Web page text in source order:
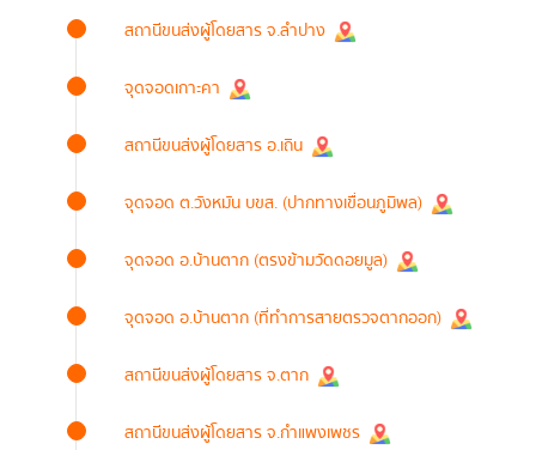
สถานีขนส่งผู้โดยสาร จ.ลำปาง
จุดจอดเกาะคา
สถานีขนส่งผู้โดยสาร อ.เถิน
จุดจอด ต.วังหมัน บขส. (ปากทางเขื่อนภูมิพล)
จุดจอด อ.บ้านตาก (ตรงข้ามวัดดอยมูล)
จุดจอด อ.บ้านตาก (ที่ทำการสายตรวจตากออก)
สถานีขนส่งผู้โดยสาร จ.ตาก
สถานีขนส่งผู้โดยสาร จ.กำแพงเพชร